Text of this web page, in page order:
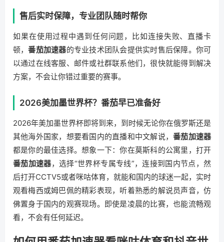
售后实时保障，专业团队随时帮你
如果在使用过程中遇到任何问题，比如连接失败、直播卡
顿，番茄加速器的专业技术团队会提供实时售后保障。你可
以通过在线客服、邮件或社群联系他们，很快就能得到解决
方案，不会让你错过重要的赛事。
2026美加墨世界杯？番茄早已准备好
2026年美加墨世界杯即将到来，到时候无论你在俄罗斯还是
其他海外国家，想要看国内的直播和中文解说，番茄加速器
都是你的最佳选择。想象一下：你在莫斯科的公寓里，打开
番茄加速器，选择“世界杯专属专线”，连接到国内节点，然
后打开CCTV5或者咪咕体育，就能和国内的球迷一起，实时
观看梅西或姆巴佩的精彩表现，听着熟悉的解说员声音，仿
佛置身于国内的观赛现场。即使是凌晨的比赛，也能流畅观
看，不会有任何延迟。